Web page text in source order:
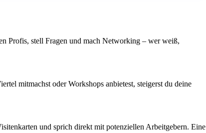
Profis, stell Fragen und mach Networking – wer weiß,
mitmachst oder Workshops anbietest, steigerst du deine
und sprich direkt mit potenziellen Arbeitgebern. Eine